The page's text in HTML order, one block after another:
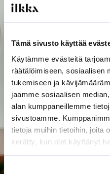
Tämä sivusto käyttää
Käytämme evästeitä
räätälöimiseen, sosiaalisen
tukemiseen ja
jaamme sosiaalisen
alan kumppaneillemme
sivustoamme.
tietoja muihin tietoihin, joita
kerätty, kun olet käyttänyt